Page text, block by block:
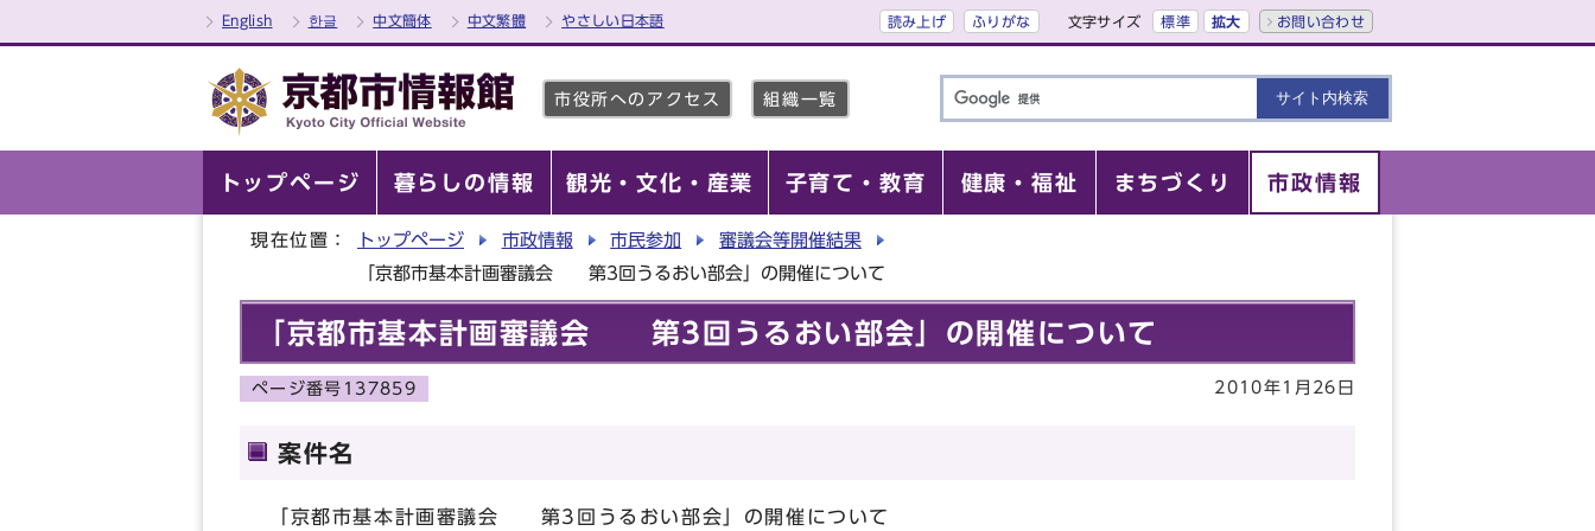
English 한글 中文簡体 中文繁體 やさしい日本語 読み上げ ふりがな 文字サイズ 標準 拡大 お問い合わせ
市役所へのアクセス 組織一覧
トップページ 暮らしの情報 観光・文化・産業 子育て・教育 健康・福祉 まちづくり 市政情報
現在位置： トップページ 市政情報 市民参加
審議会等開催結果
「京都市基本計画審議会 第3回うるおい部会」の開催について
「京都市基本計画審議会 第3回うるおい部会」の開催について
ページ番号137859 2010年1月26日
案件名
「京都市基本計画審議会 第3回うるおい部会」の開催について